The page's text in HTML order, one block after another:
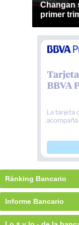
Changan
primer
Ránking Bancario
Informe Bancario